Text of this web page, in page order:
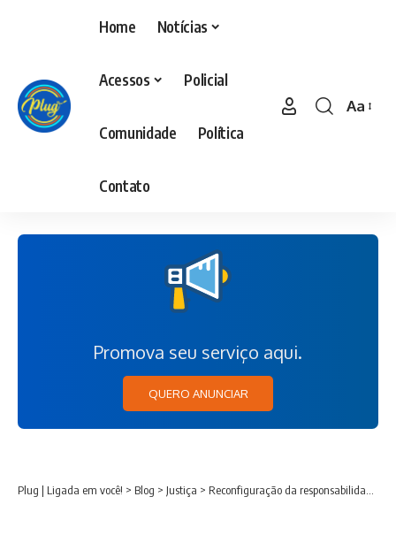
Home Notícias
Acessos Policial
Comunidade Política
Contato
Aa
Promova seu serviço aqui.
QUERO ANUNCIAR
Plug | Ligada em você! > Blog > Justiça > Reconfiguração da responsabilidade civil dos provedores de aplicação: uma análise crítica do Tema 987/STF